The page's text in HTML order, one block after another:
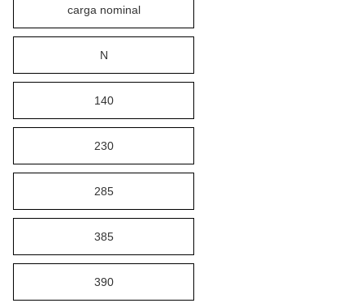
carga nominal
N
140
230
285
385
390